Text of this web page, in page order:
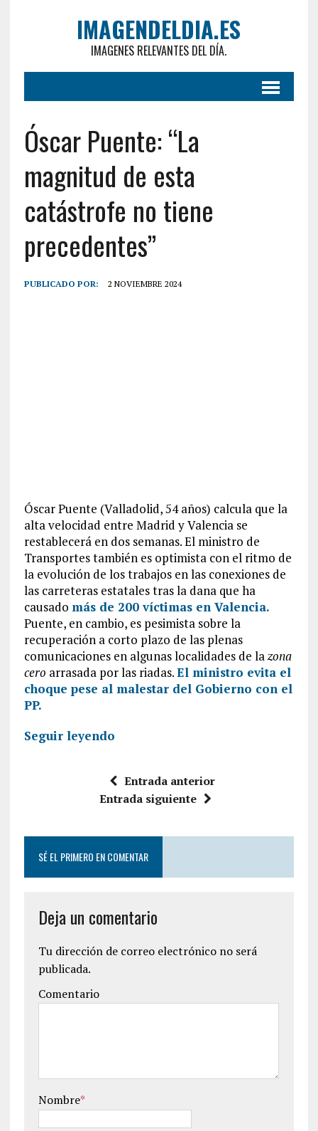
IMAGENDELDIA.ES
IMAGENES RELEVANTES DEL DÍA.
Óscar Puente: “La
magnitud de esta
catástrofe no tiene
precedentes”
PUBLICADO POR: 2 NOVIEMBRE 2024
Óscar Puente (Valladolid, 54 años) calcula que la
alta velocidad entre Madrid y Valencia se
restablecerá en dos semanas. El ministro de
Transportes también es optimista con el ritmo de
la evolución de los trabajos en las conexiones de
las carreteras estatales tras la dana que ha
causado más de 200 víctimas en Valencia.
Puente, en cambio, es pesimista sobre la
recuperación a corto plazo de las plenas
comunicaciones en algunas localidades de lazona
cero arrasada por las riadas.El ministro evita el
choque pese al malestar del Gobierno con el
PP.
Seguir leyendo
Entrada anterior
Entrada siguiente
SÉ EL PRIMERO EN COMENTAR
Deja un comentario
Tu dirección de correo electrónico no será
publicada.
Comentario
Nombre*